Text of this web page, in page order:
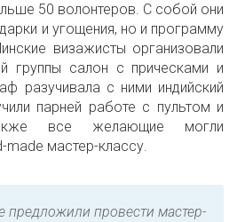
50 волонтеров. С собой они
и угощения, но и программу
визажисты организовали
группы салон с прическами и
разучивала с ними индийский
парней работе с пультом и
все желающие могли
made мастер-классу.
предложили провести мастер-